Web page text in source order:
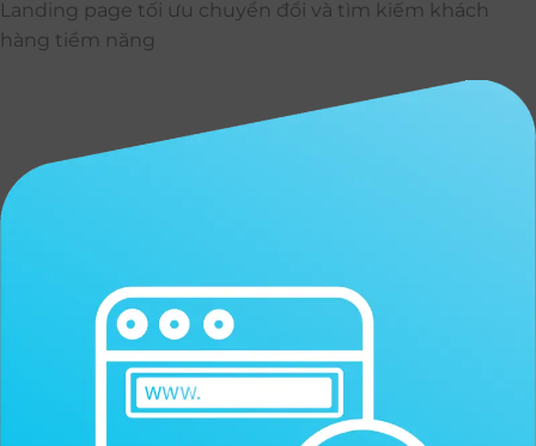
Landing page tối ưu chuyển đổi và tìm kiếm khách
hàng tiềm năng